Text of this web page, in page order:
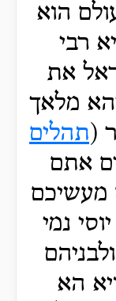
הוא
רבי
את
מלאך
(תהלים
אתם
מעשיכם
נמי
הא